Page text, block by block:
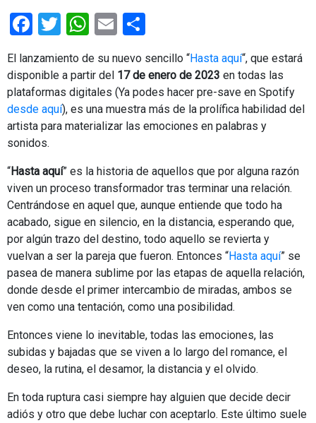
Facebook
Twitter
WhatsApp
Email
El lanzamiento de su nuevo sencillo “Hasta aquí“, que estará
disponible a partir del 17 de enero de 2023 en todas las
plataformas digitales (Ya podes hacer pre-save en Spotify
desde aquí), es una muestra más de la prolífica habilidad del
artista para materializar las emociones en palabras y
sonidos.
“Hasta aquí” es la historia de aquellos que por alguna razón
viven un proceso transformador tras terminar una relación.
Centrándose en aquel que, aunque entiende que todo ha
acabado, sigue en silencio, en la distancia, esperando que,
por algún trazo del destino, todo aquello se revierta y
vuelvan a ser la pareja que fueron. Entonces “Hasta aquí” se
pasea de manera sublime por las etapas de aquella relación,
donde desde el primer intercambio de miradas, ambos se
ven como una tentación, como una posibilidad.
Entonces viene lo inevitable, todas las emociones, las
subidas y bajadas que se viven a lo largo del romance, el
deseo, la rutina, el desamor, la distancia y el olvido.
En toda ruptura casi siempre hay alguien que decide decir
adiós y otro que debe luchar con aceptarlo. Este último suele